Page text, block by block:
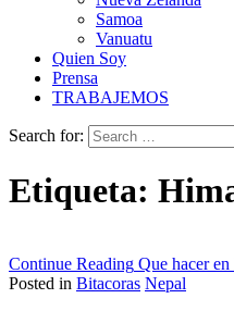
Samoa
Vanuatu
Quien Soy
Prensa
TRABAJEMOS
Search for:
Etiqueta:
Continue Reading Que hacer
Posted in Bitacoras Nepal